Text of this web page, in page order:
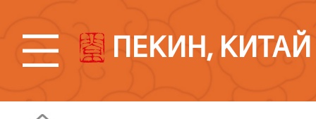
ПЕКИН, КИТАЙ